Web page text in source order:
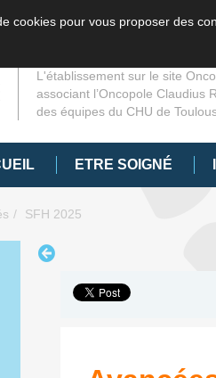
cookies pour vous proposer des
L'établissement sur le site
associant l’Oncopole Claudius
des équipes du CHU de
ETRE SOIGNÉ
SFH 2025